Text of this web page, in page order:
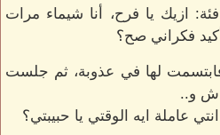
ازيك يا فرح، أنا شيماء مرات
فكراني صح؟
فابتسمت لها في عذوبة، ثم جلست
و..
عاملة ايه الوقتي يا حبيبتي؟